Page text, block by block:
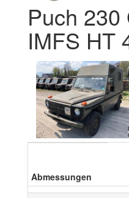
Puch 230
IMFS HT
Abmessungen